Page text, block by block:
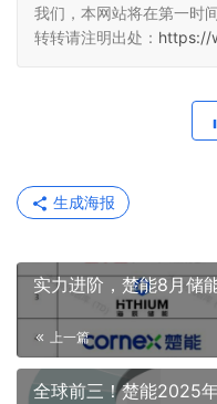
我们，本网站将在第一时
转转请注明出处： https://
生成海报
实力进阶，楚能8月储
上一篇
全球前三！楚能2025